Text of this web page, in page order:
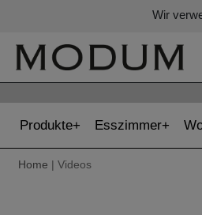
Wir
Produkte Esszimmer
Home | Videos